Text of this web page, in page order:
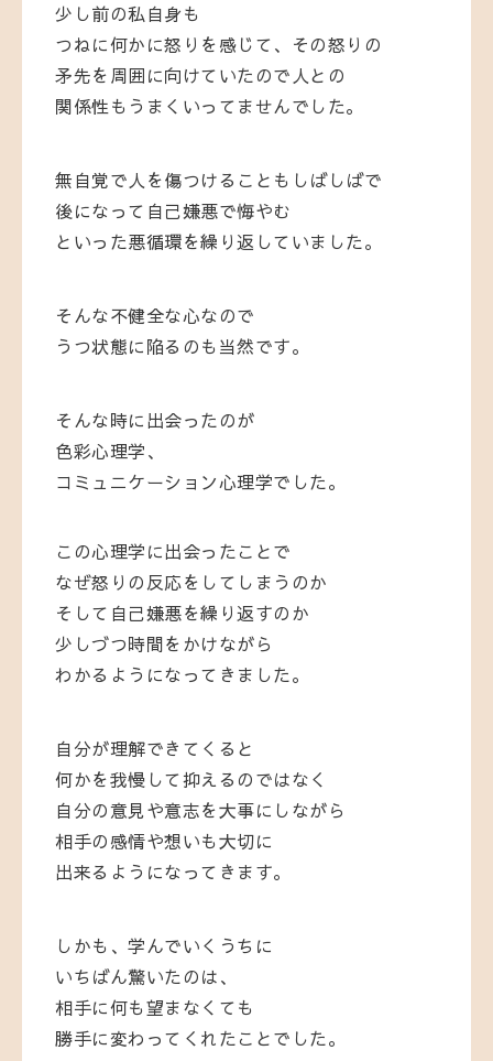
少し前の私自身も
つねに何かに怒りを感じて、その怒りの
矛先を周囲に向けていたので人との
関係性もうまくいってませんでした。
無自覚で人を傷つけることもしばしばで
後になって自己嫌悪で悔やむ
といった悪循環を繰り返していました。
そんな不健全な心なので
うつ状態に陥るのも当然です。
そんな時に出会ったのが
色彩心理学、
コミュニケーション心理学でした。
この心理学に出会ったことで
なぜ怒りの反応をしてしまうのか
そして自己嫌悪を繰り返すのか
少しづつ時間をかけながら
わかるようになってきました。
自分が理解できてくると
何かを我慢して抑えるのではなく
自分の意見や意志を大事にしながら
相手の感情や想いも大切に
出来るようになってきます。
しかも、学んでいくうちに
いちばん驚いたのは、
相手に何も望まなくても
勝手に変わってくれたことでした。